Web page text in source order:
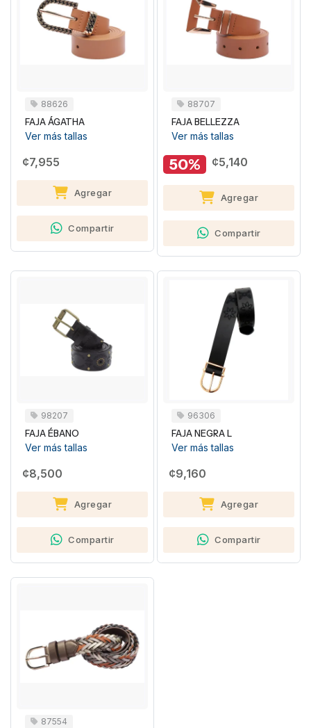
88626
FAJA ÁGATHA
Ver más tallas
¢7,955
Agregar
Compartir
88707
FAJA BELLEZZA
Ver más tallas
50% ¢5,140
Agregar
Compartir
98207
FAJA ÉBANO
Ver más tallas
¢8,500
Agregar
Compartir
96306
FAJA NEGRA L
Ver más tallas
¢9,160
Agregar
Compartir
87554